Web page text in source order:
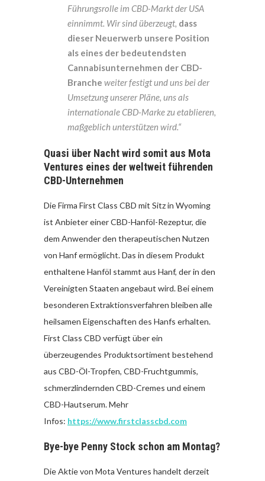
Führungsrolle im CBD-Markt der USA
einnimmt. Wir sind überzeugt, dass
dieser Neuerwerb unsere Position
als eines der bedeutendsten
Cannabisunternehmen der CBD-
Branche weiter festigt und uns bei der
Umsetzung unserer Pläne, uns als
internationale CBD-Marke zu etablieren,
maßgeblich unterstützen wird.“
Quasi über Nacht wird somit aus Mota
Ventures eines der weltweit führenden
CBD-Unternehmen
Die Firma First Class CBD mit Sitz in Wyoming
ist Anbieter einer CBD-Hanföl-Rezeptur, die
dem Anwender den therapeutischen Nutzen
von Hanf ermöglicht. Das in diesem Produkt
enthaltene Hanföl stammt aus Hanf, der in den
Vereinigten Staaten angebaut wird. Bei einem
besonderen Extraktionsverfahren bleiben alle
heilsamen Eigenschaften des Hanfs erhalten.
First Class CBD verfügt über ein
überzeugendes Produktsortiment bestehend
aus CBD-Öl-Tropfen, CBD-Fruchtgummis,
schmerzlindernden CBD-Cremes und einem
CBD-Hautserum. Mehr
Infos: https://www.firstclasscbd.com
Bye-bye Penny Stock schon am Montag?
Die Aktie von Mota Ventures handelt derzeit